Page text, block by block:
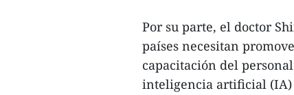
Por su parte, el doctor
países necesitan
capacitación del
inteligencia artificial (IA)